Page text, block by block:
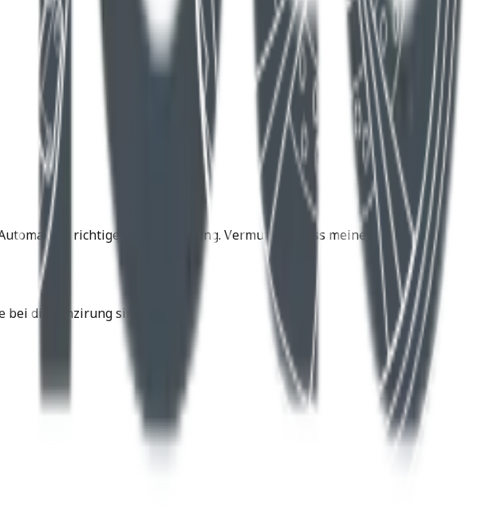
die richtige Zukunftslösung. Vermutlich muss meine Husqvarna
dir Fünzirung sind .